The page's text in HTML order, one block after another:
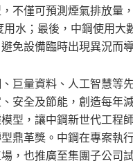
不僅可預測煙氣排放量
用水；最後，中鋼使用
免設備臨時出現異況而
巨量資料、人工智慧等
安全及節能，創造每年
型，讓中鋼新世代工程
鼎革獎。中鋼在專案執
，也推廣至集團子公司